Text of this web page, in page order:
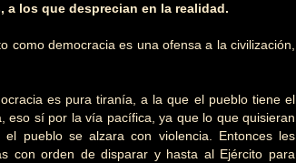
los que desprecian en la realidad.
como democracia es una ofensa a la civilización,
es pura tiranía, a la que el pueblo tiene el
eso sí por la vía pacífica, ya que lo que quisieran
el pueblo se alzara con violencia. Entonces les
con orden de disparar y hasta al Ejército para